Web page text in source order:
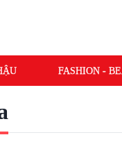
FASHION -